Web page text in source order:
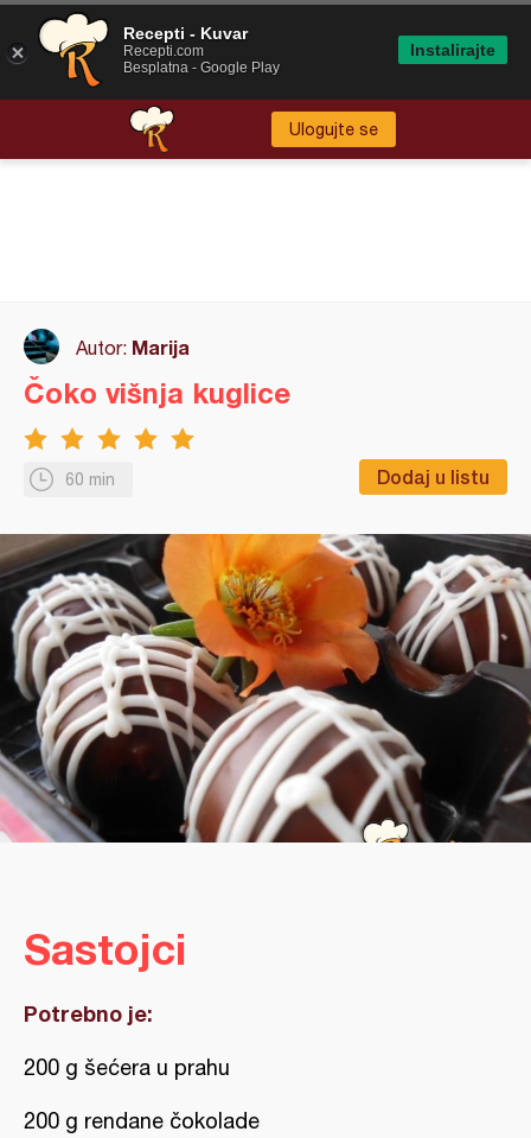
Ulogujte se
Autor: Marija
60 min Dodaj u listu
Čoko višnja kuglice
Sastojci
Potrebno je:
200 g šećera u prahu
200 g rendane čokolade
Recepti - Kuvar
Recepti.com
Besplatna - Google Play
Instalirajte